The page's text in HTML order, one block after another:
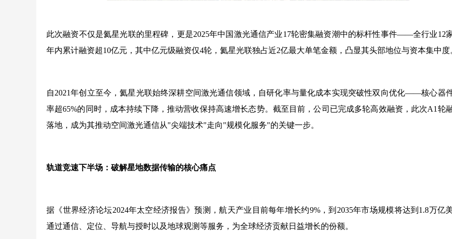
此次融资不仅是氦星光联的里程碑，更是2025年中国激光通信产业17轮密集融资潮中的标杆性事件——全行业12
年内累计融资超10亿元，其中亿元级融资仅4轮，氦星光联独占近2亿最大单笔金额，凸显其头部地位与资本集中度
自2021年创立至今，氦星光联始终深耕空间激光通信领域，自研化率与量化成本实现突破性双向优化——核心器
率超65%的同时，成本持续下降，推动营收保持高速增长态势。截至目前，公司已完成多轮高效融资，此次A1轮
落地，成为其推动空间激光通信从"尖端技术"走向"规模化服务"的关键一步。
轨道竞速下半场：破解星地数据传输的核心痛点
据《世界经济论坛2024年太空经济报告》预测，航天产业目前每年增长约9%，到2035年市场规模将达到1.8万亿
通过通信、定位、导航与授时以及地球观测等服务，为全球经济贡献日益增长的份额。